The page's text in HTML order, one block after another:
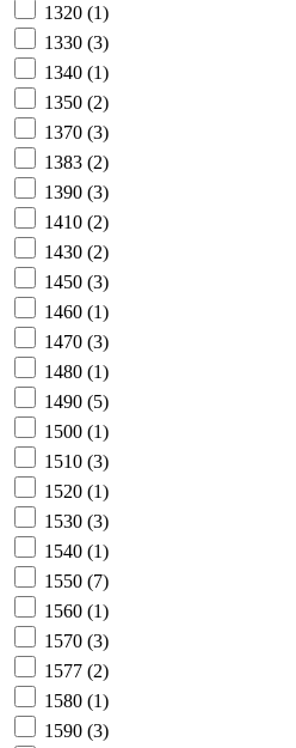
1320 (1)
1330 (3)
1340 (1)
1350 (2)
1370 (3)
1383 (2)
1390 (3)
1410 (2)
1430 (2)
1450 (3)
1460 (1)
1470 (3)
1480 (1)
1490 (5)
1500 (1)
1510 (3)
1520 (1)
1530 (3)
1540 (1)
1550 (7)
1560 (1)
1570 (3)
1577 (2)
1580 (1)
1590 (3)